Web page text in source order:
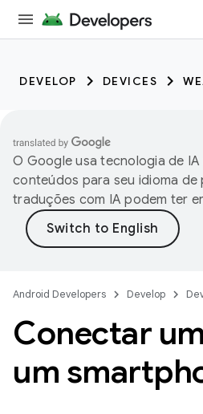
DEVELOP DEVICES
O Google usa tecnologia de
conteúdos para seu idioma de
traduções com IA podem ter
Android Developers Develop
Conectar
um